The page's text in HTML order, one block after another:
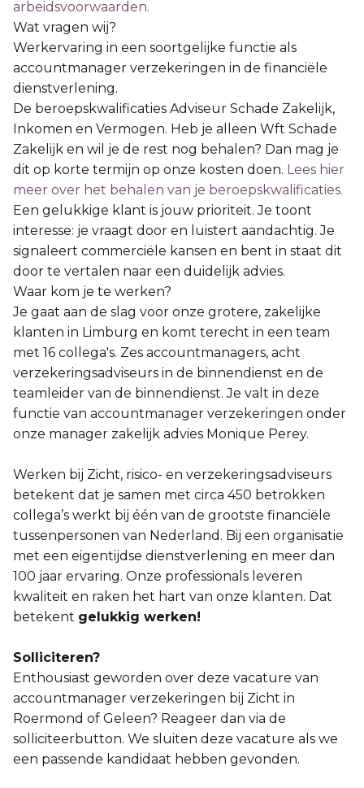
arbeidsvoorwaarden.
Wat vragen wij?
Werkervaring in een soortgelijke functie als
accountmanager verzekeringen in de financiële
dienstverlening.
De beroepskwalificaties Adviseur Schade Zakelijk,
Inkomen en Vermogen. Heb je alleen Wft Schade
Zakelijk en wil je de rest nog behalen? Dan mag je
dit op korte termijn op onze kosten doen. Lees hier
meer over het behalen van je beroepskwalificaties.
Een gelukkige klant is jouw prioriteit. Je toont
interesse: je vraagt door en luistert aandachtig. Je
signaleert commerciële kansen en bent in staat dit
door te vertalen naar een duidelijk advies.
Waar kom je te werken?
Je gaat aan de slag voor onze grotere, zakelijke
klanten in Limburg en komt terecht in een team
met 16 collega's. Zes accountmanagers, acht
verzekeringsadviseurs in de binnendienst en de
teamleider van de binnendienst. Je valt in deze
functie van accountmanager verzekeringen onder
onze manager zakelijk advies Monique Perey.
Werken bij Zicht, risico- en verzekeringsadviseurs
betekent dat je samen met circa 450 betrokken
collega’s werkt bij één van de grootste financiële
tussenpersonen van Nederland. Bij een organisatie
met een eigentijdse dienstverlening en meer dan
100 jaar ervaring. Onze professionals leveren
kwaliteit en raken het hart van onze klanten. Dat
betekent gelukkig werken!
Solliciteren?
Enthousiast geworden over deze vacature van
accountmanager verzekeringen bij Zicht in
Roermond of Geleen? Reageer dan via de
solliciteerbutton. We sluiten deze vacature als we
een passende kandidaat hebben gevonden.